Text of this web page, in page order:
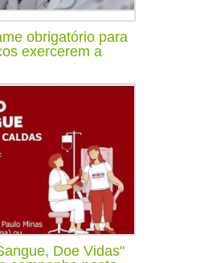
obrigatório para
exercerem a
Doe Vidas"